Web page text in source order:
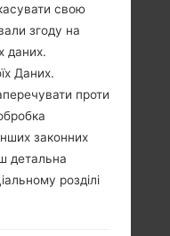
свою
згоду на
даних.
Даних.
проти
законних
детальна
розділі